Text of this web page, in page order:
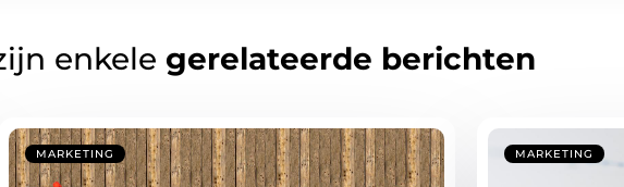
enkele gerelateerde berichten
MARKETING MARKETING